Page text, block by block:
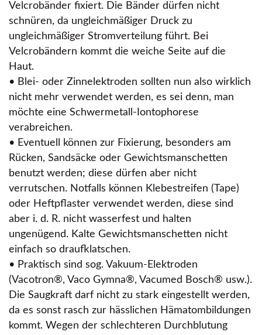
Velcrobänder fixiert. Die Bänder dürfen nicht
schnüren, da ungleichmäßiger Druck zu
ungleichmäßiger Stromverteilung führt. Bei
Velcrobändern kommt die weiche Seite auf die
Haut.
• Blei- oder Zinnelektroden sollten nun also wirklich
nicht mehr verwendet werden, es sei denn, man
möchte eine Schwermetall-Iontophorese
verabreichen.
• Eventuell können zur Fixierung, besonders am
Rücken, Sandsäcke oder Gewichtsmanschetten
benutzt werden; diese dürfen aber nicht
verrutschen. Notfalls können Klebestreifen (Tape)
oder Heftpflaster verwendet werden, diese sind
aber i. d. R. nicht wasserfest und halten
ungenügend. Kalte Gewichtsmanschetten nicht
einfach so draufklatschen.
• Praktisch sind sog. Vakuum-Elektroden
(Vacotron®, Vaco Gymna®, Vacumed Bosch® usw.).
Die Saugkraft darf nicht zu stark eingestellt werden,
da es sonst rasch zur hässlichen Hämatombildungen
kommt. Wegen der schlechteren Durchblutung